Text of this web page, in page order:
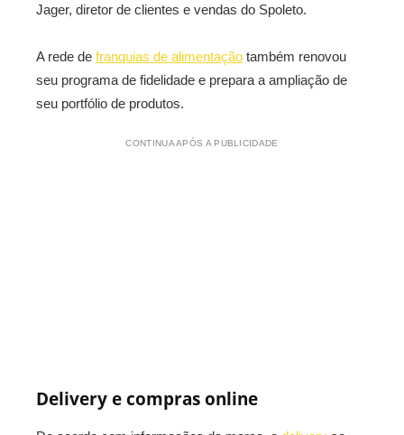
Jager, diretor de clientes e vendas do Spoleto.
A rede de franquias de alimentação também renovou
seu programa de fidelidade e prepara a ampliação de
seu portfólio de produtos.
CONTINUA APÓS A PUBLICIDADE
Delivery e compras online